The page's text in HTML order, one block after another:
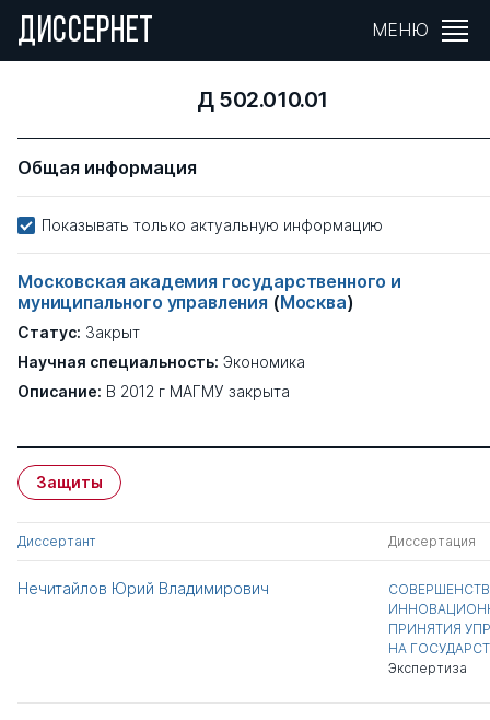
ДИССЕРНЕТ МЕНЮ
Д 502.010.01
Общая информация
Показывать только актуальную информацию
Московская академия государственного и
муниципального управления (Москва)
Статус: Закрыт
Научная специальность: Экономика
Описание: В 2012 г МАГМУ закрыта
Защиты
Диссертант Диссертация
Нечитайлов Юрий Владимирович
ПРИНЯТИЯ
НА
Экспертиза